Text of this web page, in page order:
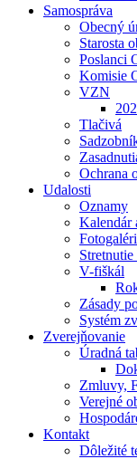
Samospráva
Obecný
Starosta
Poslanci
Komisie
VZN
Tlačivá
Ochrana
Udalosti
Oznamy
Kalendár
V-fiškál
Zásady
Systém
Zverejňovanie
Úradná
Zmluvy,
Verejné
Kontakt
Dôležité